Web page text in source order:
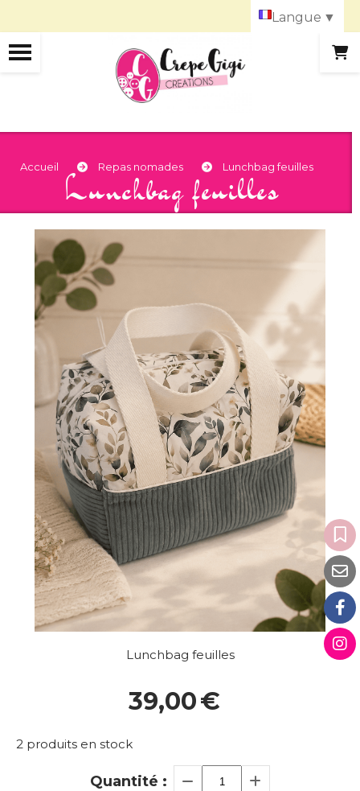
Accueil Repas nomades Lunchbag feuilles
Lunchbag feuilles
Lunchbag feuilles
39,00€
2 produits en stock
Quantité :
Langue ▼